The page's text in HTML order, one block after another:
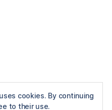
cookies. By continuing
to their use.